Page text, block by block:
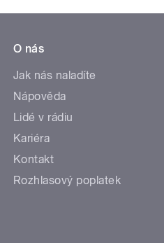
O nás
Jak nás naladíte
Nápověda
Lidé v rádiu
Kariéra
Kontakt
Rozhlasový poplatek